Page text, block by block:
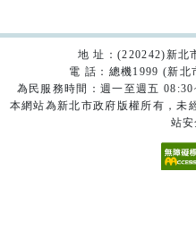
地 址：(220242)新北
電 話：總機1999 (新
為民服務時間：週一至週五
本網站為新北市政府版權所有，未
站